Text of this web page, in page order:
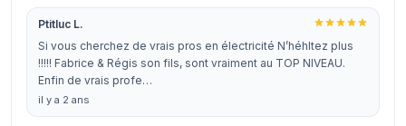
Ptitluc L.
Si vous cherchez de vrais pros en électricité N’héhltez plus
!!!!! Fabrice & Régis son fils, sont vraiment au TOP NIVEAU.
Enfin de vrais profe…
il y a 2 ans